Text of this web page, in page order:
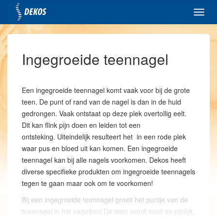
Ingegroeide teennagel
Een ingegroeide teennagel komt vaak voor bij de grote
teen. De punt of rand van de nagel is dan in de huid
gedrongen. Vaak ontstaat op deze plek overtollig eelt.
Dit kan flink pijn doen en leiden tot een
ontsteking. Uiteindelijk resulteert het in een rode plek
waar pus en bloed uit kan komen. Een ingegroeide
teennagel kan bij alle nagels voorkomen. Dekos heeft
diverse specifieke produkten om ingegroeide teennagels
tegen te gaan maar ook om te voorkomen!
Bij een ingegroeide teennagel groeit het puntje van de
teennagel in het nagelbed.De teen wordt rood en pijnlijk,